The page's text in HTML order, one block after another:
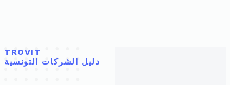
TROVIT
دليل الشركات التونسية